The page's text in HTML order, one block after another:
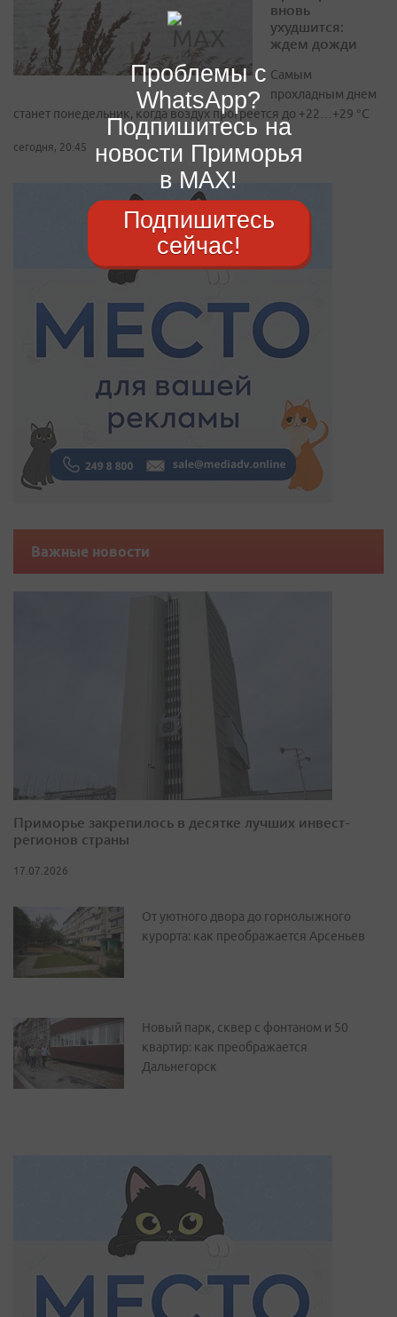
вновь
ухудшится:
ждем дожди
Самым
прохладным днем
станет понедельник, когда воздух прогреется до +22…+29 °С
сегодня, 20:45
Важные новости
Приморье закрепилось в десятке лучших инвест-
регионов страны
17.07.2026
От уютного двора до горнолыжного
курорта: как преображается Арсеньев
Новый парк, сквер с фонтаном и 50
квартир: как преображается
Дальнегорск
Проблемы с
WhatsApp?
Подпишитесь на
новости Приморья
в MAX!
Подпишитесь
сейчас!